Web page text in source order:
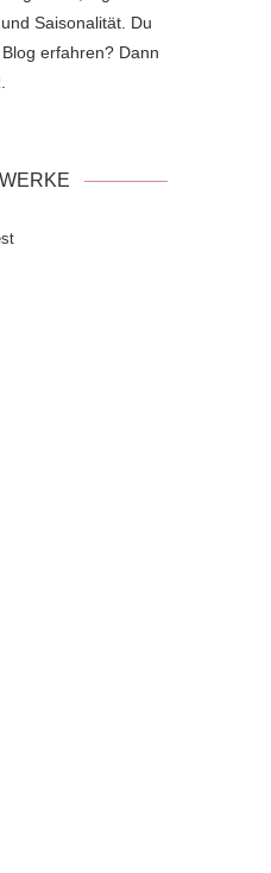
Saisonalität. Du
erfahren? Dann